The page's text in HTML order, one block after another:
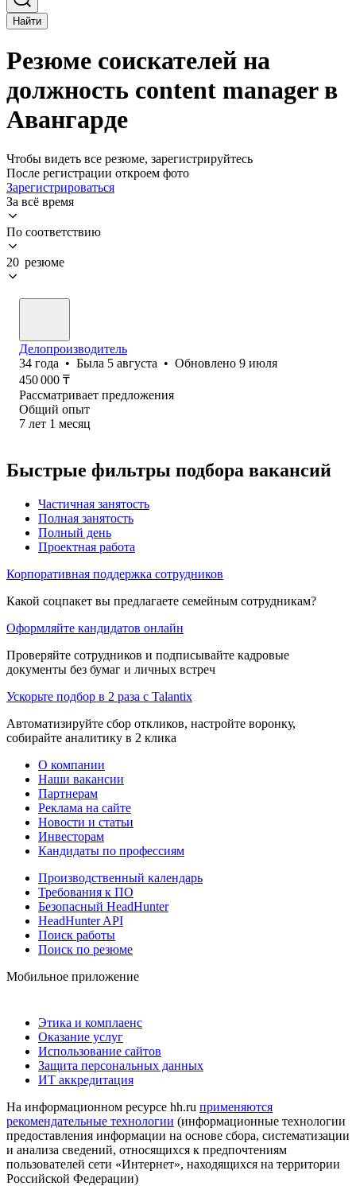
Найти
Резюме соискателей на
должность content manager в
Авангарде
Чтобы видеть все резюме, зарегистрируйтесь
После регистрации откроем фото
Зарегистрироваться
За всё время
По соответствию
20 резюме
Делопроизводитель
34 года • Была 5 августа • Обновлено 9 июля
450 000 ₸
Рассматривает предложения
Общий опыт
7 лет 1 месяц
Быстрые фильтры подбора вакансий
Частичная занятость
Полная занятость
Полный день
Проектная работа
Корпоративная поддержка сотрудников
Какой соцпакет вы предлагаете семейным сотрудникам?
Оформляйте кандидатов онлайн
Проверяйте сотрудников и подписывайте кадровые
документы без бумаг и личных встреч
Ускорьте подбор в 2 раза с Talantix
Автоматизируйте сбор откликов, настройте воронку,
собирайте аналитику в 2 клика
О компании
Наши вакансии
Партнерам
Реклама на сайте
Новости и статьи
Инвесторам
Кандидаты по профессиям
Производственный календарь
Требования к ПО
Безопасный HeadHunter
HeadHunter API
Поиск работы
Поиск по резюме
Мобильное приложение
Этика и комплаенс
Оказание услуг
Использование сайтов
Защита персональных данных
ИТ аккредитация
На информационном ресурсе hh.ru применяются
рекомендательные технологии (информационные технологии
предоставления информации на основе сбора, систематизации
и анализа сведений, относящихся к предпочтениям
пользователей сети «Интернет», находящихся на территории
Российской Федерации)